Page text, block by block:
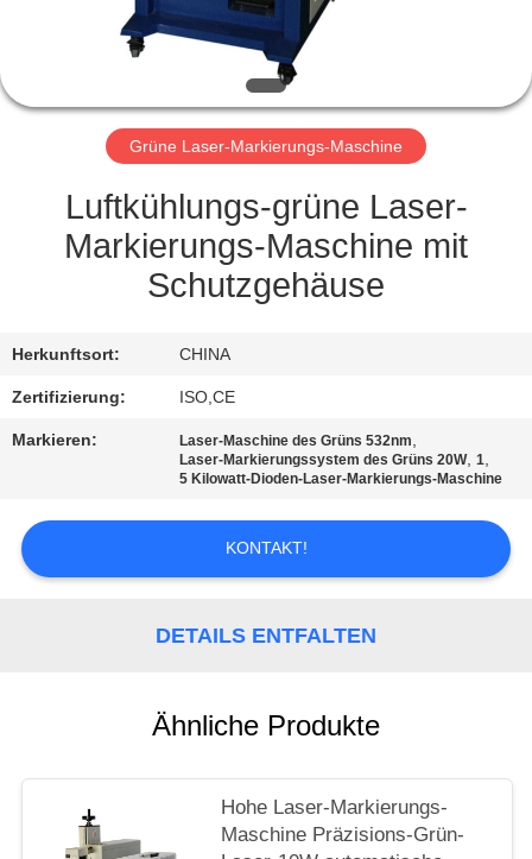
TRETEN
SIE
MIT
VERBINDUNG
SIE
EIN
ZITAT
PRIVACY
Grüne Laser-Markierungs-Maschine
Luftkühlungs-grüne Laser-
Markierungs-Maschine mit
Schutzgehäuse
Herkunftsort: CHINA
Zertifizierung: ISO,CE
Markieren: Laser-Maschine des Grüns 532nm,
Laser-Markierungssystem des Grüns 20W,1,
5 Kilowatt-Dioden-Laser-Markierungs-Maschine
KONTAKT!
DETAILS ENTFALTEN
Ähnliche Produkte
Hohe Laser-Markierungs-
Maschine Präzisions-Grün-